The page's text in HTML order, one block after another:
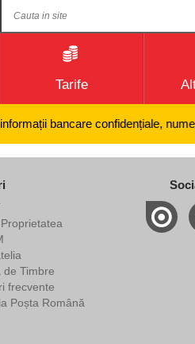
Tarife
bancare confidențiale,
de Timbre
frecvente
Poșta Română